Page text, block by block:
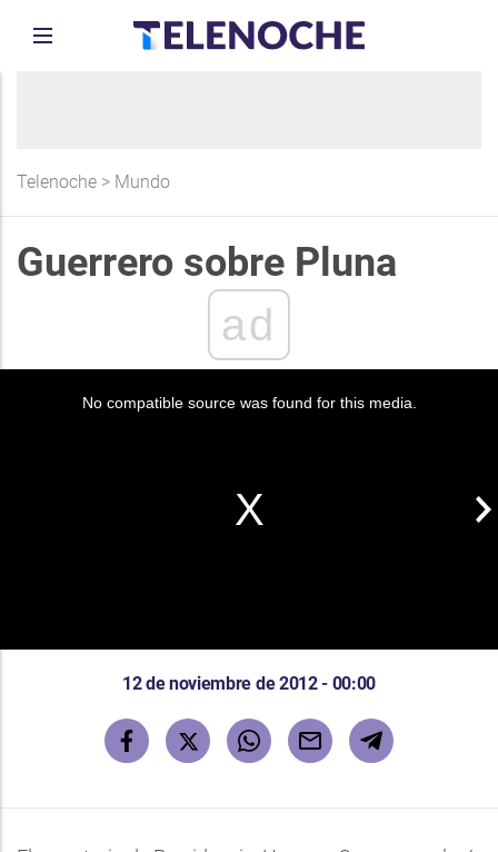
Telenoche > Mundo
Guerrero sobre Pluna
ad
No compatible source was found for this media.
12 de noviembre de 2012 - 00:00